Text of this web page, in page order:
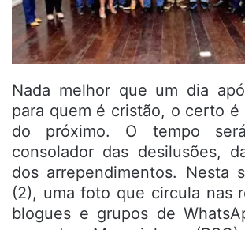
Nada melhor que um dia
para quem é cristão, o certo é
do próximo. O tempo
consolador das desilusões,
dos arrependimentos. Nesta
(2), uma foto que circula nas
blogues e grupos de